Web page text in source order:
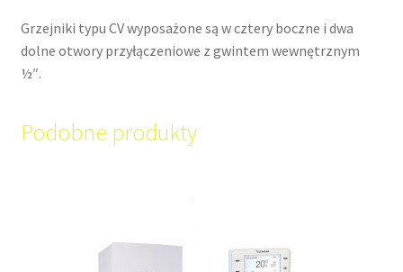
Grzejniki typu CV wyposażone są w cztery boczne i dwa
dolne otwory przyłączeniowe z gwintem wewnętrznym
½″.
Podobne produkty